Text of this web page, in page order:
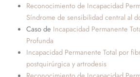
Reconocimiento de Incapacidad
Síndrome de sensibilidad central al
Caso de Incapacidad Permanente
Profunda
Incapacidad Permanente Total por
postquirúrgica y artrodesis